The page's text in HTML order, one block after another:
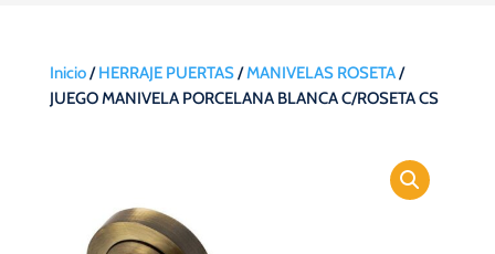
Inicio/HERRAJE PUERTAS/MANIVELAS ROSETA/
JUEGO MANIVELA PORCELANA BLANCA C/ROSETA CS